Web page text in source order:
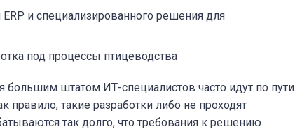
и специализированного решения для
под процессы птицеводства
штатом ИТ-специалистов часто идут по пути
правило, такие разработки либо не проходят
так долго, что требования к решению